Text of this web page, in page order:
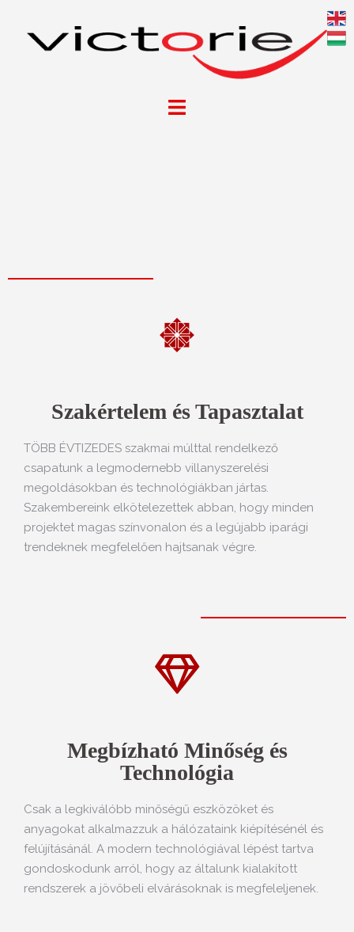
SZÜKSÉGE:
Szakértelem és Tapasztalat
TÖBB ÉVTIZEDES szakmai múlttal rendelkező
csapatunk a legmodernebb villanyszerelési
megoldásokban és technológiákban jártas.
Szakembereink elkötelezettek abban, hogy minden
projektet magas színvonalon és a legújabb iparági
trendeknek megfelelően hajtsanak végre.
Megbízható Minőség és
Technológia
Csak a legkiválóbb minőségű eszközöket és
anyagokat alkalmazzuk a hálózataink kiépítésénél és
felújításánál. A modern technológiával lépést tartva
gondoskodunk arról, hogy az általunk kialakított
rendszerek a jövőbeli elvárásoknak is megfeleljenek.